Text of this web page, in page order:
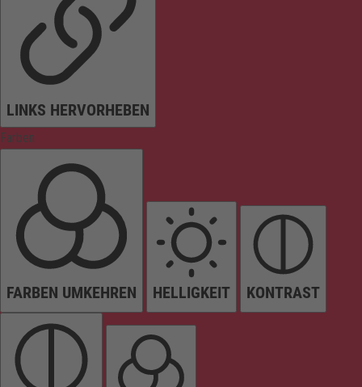
LINKS HERVORHEBEN
Farben
FARBEN UMKEHREN HELLIGKEIT KONTRAST